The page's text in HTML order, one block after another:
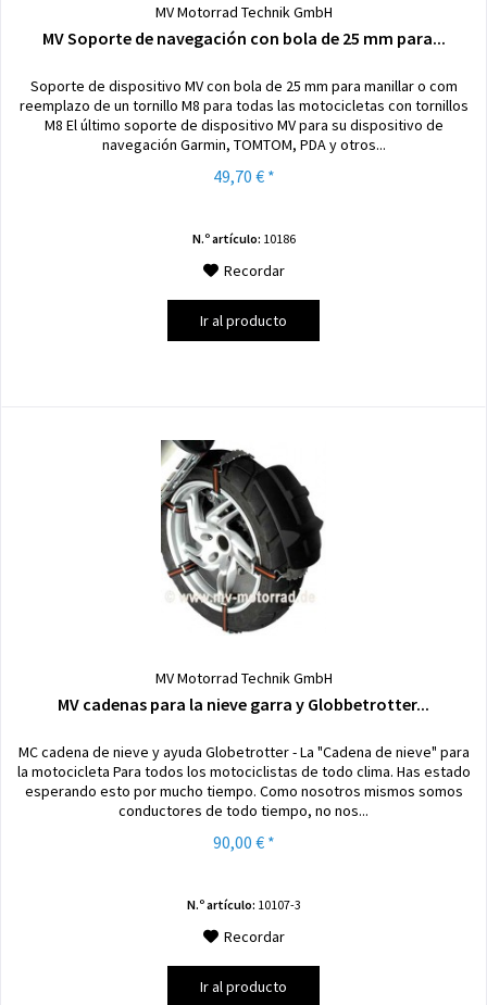
MV Motorrad Technik GmbH
MV Soporte de navegación con bola de 25 mm para...
Soporte de dispositivo MV con bola de 25 mm para manillar o com
reemplazo de un tornillo M8 para todas las motocicletas con tornillos
M8 El último soporte de dispositivo MV para su dispositivo de
navegación Garmin, TOMTOM, PDA y otros...
49,70 € *
N.º artículo: 10186
Recordar
Ir al producto
MV Motorrad Technik GmbH
MV cadenas para la nieve garra y Globbetrotter...
MC cadena de nieve y ayuda Globetrotter - La "Cadena de nieve" para
la motocicleta Para todos los motociclistas de todo clima. Has estado
esperando esto por mucho tiempo. Como nosotros mismos somos
conductores de todo tiempo, no nos...
90,00 € *
N.º artículo: 10107-3
Recordar
Ir al producto